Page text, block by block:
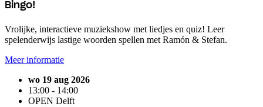
Bingo!
Vrolijke, interactieve muziekshow met liedjes en quiz! Leer
spelenderwijs lastige woorden spellen met Ramón & Stefan.
Meer informatie
wo 19 aug 2026
13:00 - 14:00
OPEN Delft